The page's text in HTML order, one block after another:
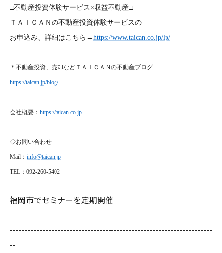
□不動産投資体験サービス×収益不動産□
ＴＡＩＣＡＮの不動産投資体験サービスの
お申込み、詳細はこちら→ https://www.taican.co.jp/lp/
＊不動産投資、売却などＴＡＩＣＡＮの不動産ブログ
https://taican.jp/blog/
会社概要： https://taican.co.jp
◇お問い合わせ
Mail ： info@taican.jp
TEL ：092-260-5402
福岡市でセミナーを定期開催
--------------------------------------------------------------------
--